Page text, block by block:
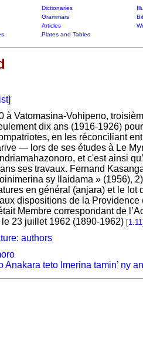
Dictionaries
Grammars
Articles
Plates and Tables
]
Vatomasina-Vohipeno,
dix ans (1916-1926)
en les réconciliant
— lors de ses études à Le
et c'est ainsi
ses travaux. Fernand
sy Ilaidama » (1956),
en général (anjara) et le
dispositions de la
Membre correspondant de
23 juillet 1962 (1890-1962) [1.11]
authors
Anakara teto Imerina tamin’ ny